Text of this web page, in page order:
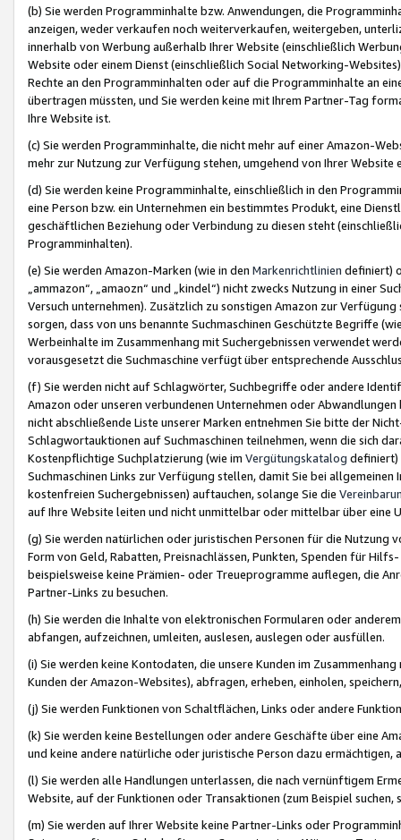
(b) Sie werden Programminhalte bzw. Anwendungen, die
anzeigen, weder verkaufen noch weiterverkaufen, weitergeben,
innerhalb von Werbung außerhalb Ihrer Website (einschließlich
Website oder einem Dienst (einschließlich Social Networking-
Rechte an den Programminhalten oder auf die Programminhalte an
übertragen müssten, und Sie werden keine mit Ihrem Partner-Tag
Ihre Website ist.
(c) Sie werden Programminhalte, die nicht mehr auf einer Amazon-
mehr zur Nutzung zur Verfügung stehen, umgehend von Ihrer
(d) Sie werden keine Programminhalte, einschließlich in den
eine Person bzw. ein Unternehmen ein bestimmtes Produkt, eine
geschäftlichen Beziehung oder Verbindung zu diesen steht
Programminhalten).
(e) Sie werden Amazon-Marken (wie in den Markenrichtlinien definiert)
„ammazon“, „amaozn“ und „kindel“) nicht zwecks Nutzung in einer
Versuch unternehmen). Zusätzlich zu sonstigen Amazon zur
sorgen, dass von uns benannte Suchmaschinen Geschützte Begriffe
Werbeinhalte im Zusammenhang mit Suchergebnissen verwendet
vorausgesetzt die Suchmaschine verfügt über entsprechende
(f) Sie werden nicht auf Schlagwörter, Suchbegriffe oder andere
Amazon oder unseren verbundenen Unternehmen oder
nicht abschließende Liste unserer Marken entnehmen Sie bitte der
Schlagwortauktionen auf Suchmaschinen teilnehmen, wenn die sich
Kostenpflichtige Suchplatzierung (wie im Vergütungskatalog definiert)
Suchmaschinen Links zur Verfügung stellen, damit Sie bei
kostenfreien Suchergebnissen) auftauchen, solange Sie die
auf Ihre Website leiten und nicht unmittelbar oder mittelbar über eine
(g) Sie werden natürlichen oder juristischen Personen für die Nutzung
Form von Geld, Rabatten, Preisnachlässen, Punkten, Spenden für
beispielsweise keine Prämien- oder Treueprogramme auflegen, die
Partner-Links zu besuchen.
(h) Sie werden die Inhalte von elektronischen Formularen oder
abfangen, aufzeichnen, umleiten, auslesen, auslegen oder ausfüllen.
(i) Sie werden keine Kontodaten, die unsere Kunden im
Kunden der Amazon-Websites), abfragen, erheben, einholen,
(j) Sie werden Funktionen von Schaltflächen, Links oder andere
(k) Sie werden keine Bestellungen oder andere Geschäfte über eine
und keine andere natürliche oder juristische Person dazu
(l) Sie werden alle Handlungen unterlassen, die nach vernünftigem
Website, auf der Funktionen oder Transaktionen (zum Beispiel
(m) Sie werden auf Ihrer Website keine Partner-Links oder